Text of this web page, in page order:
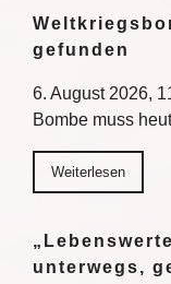
gefunden
6. August 2026,
Bombe muss
Weiterlesen
unterwegs,